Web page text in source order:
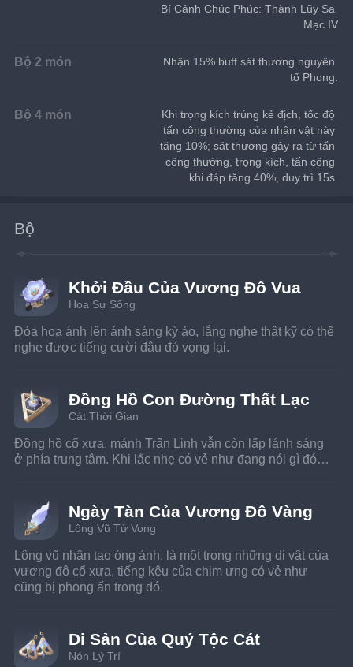
Bí Cảnh Chúc Phúc: Thành Lũy Sa
Mạc IV
Bộ 2 món
Nhận 15% buff sát thương nguyên
tố Phong.
Bộ 4 món
Khi trọng kích trúng kẻ địch, tốc độ
tấn công thường của nhân vật này
tăng 10%; sát thương gây ra từ tấn
công thường, trọng kích, tấn công
khi đáp tăng 40%, duy trì 15s.
Bộ
Khởi Đầu Của Vương Đô Vua
Hoa Sự Sống
Đóa hoa ánh lên ánh sáng kỳ ảo, lắng nghe thật kỹ có thể
nghe được tiếng cười đâu đó vọng lại.
Đồng Hồ Con Đường Thất Lạc
Cát Thời Gian
Đồng hồ cổ xưa, mảnh Trấn Linh vẫn còn lấp lánh sáng
ở phía trung tâm. Khi lắc nhẹ có vẻ như đang nói gì đó…
Ngày Tàn Của Vương Đô Vàng
Lông Vũ Tử Vong
Lông vũ nhân tạo óng ánh, là một trong những di vật của
vương đô cổ xưa, tiếng kêu của chim ưng có vẻ như
cũng bị phong ấn trong đó.
Di Sản Của Quý Tộc Cát
Nón Lý Trí